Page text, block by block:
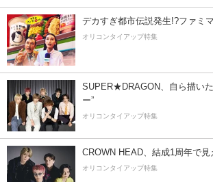
デカすぎ都市伝説発生!?ファミ
オリコンタイアップ特集
SUPER★DRAGON、自ら描い
ー”
オリコンタイアップ特集
CROWN HEAD、結成1周年で見
オリコンタイアップ特集